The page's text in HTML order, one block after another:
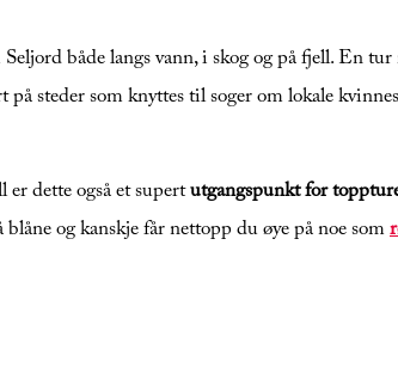
både langs vann, i skog og på fjell. En
steder som knyttes til soger om lokale
er dette også et supertutgangspunkt for
og kanskje får nettopp du øye på noe som